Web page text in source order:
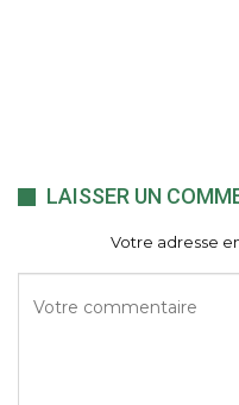
LAISSER UN
Votre adresse